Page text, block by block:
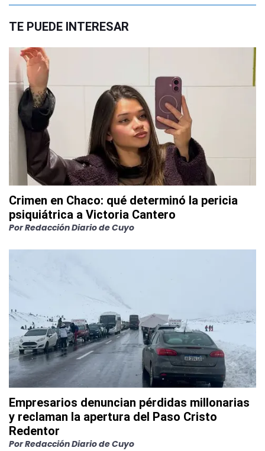
TE PUEDE INTERESAR
Crimen en Chaco: qué determinó la pericia
psiquiátrica a Victoria Cantero
PorRedacción Diario de Cuyo
Empresarios denuncian pérdidas millonarias
y reclaman la apertura del Paso Cristo
Redentor
PorRedacción Diario de Cuyo